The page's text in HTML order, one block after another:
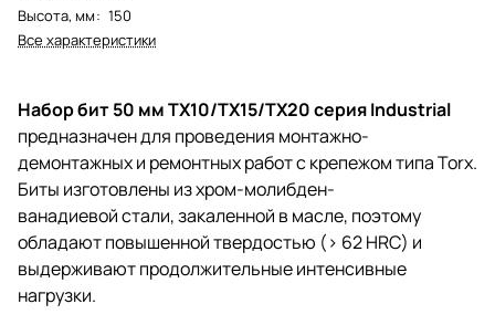
Высота, мм: 150
Все характеристики
Набор бит 50 мм TX10/TX15/TX20 серия Industrial
предназначен для проведения монтажно-
демонтажных и ремонтных работ с крепежом типа Torx.
Биты изготовлены из хром-молибден-
ванадиевой стали, закаленной в масле, поэтому
обладают повышенной твердостью (> 62 HRC) и
выдерживают продолжительные интенсивные
нагрузки.